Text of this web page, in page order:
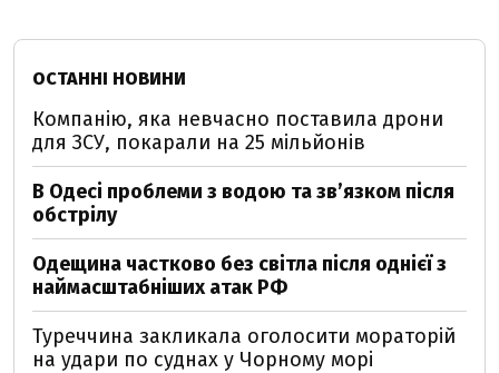
ОСТАННІ НОВИНИ
Компанію, яка невчасно поставила дрони
для ЗСУ, покарали на 25 мільйонів
В Одесі проблеми з водою та звʼязком після
обстрілу
Одещина частково без світла після однієї з
наймасштабніших атак РФ
Туреччина закликала оголосити мораторій
на удари по суднах у Чорному морі